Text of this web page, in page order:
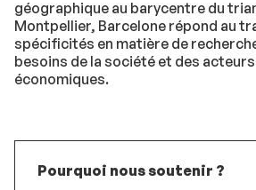
géographique au barycentre du
Montpellier, Barcelone répond au
spécificités en matière de
besoins de la société et des
économiques.
Pourquoi nous soutenir ?